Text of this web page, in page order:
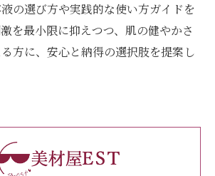
の選び方や実践的な使い方ガイドを
を最小限に抑えつつ、肌の健やかさ
方に、安心と納得の選択肢を提案し